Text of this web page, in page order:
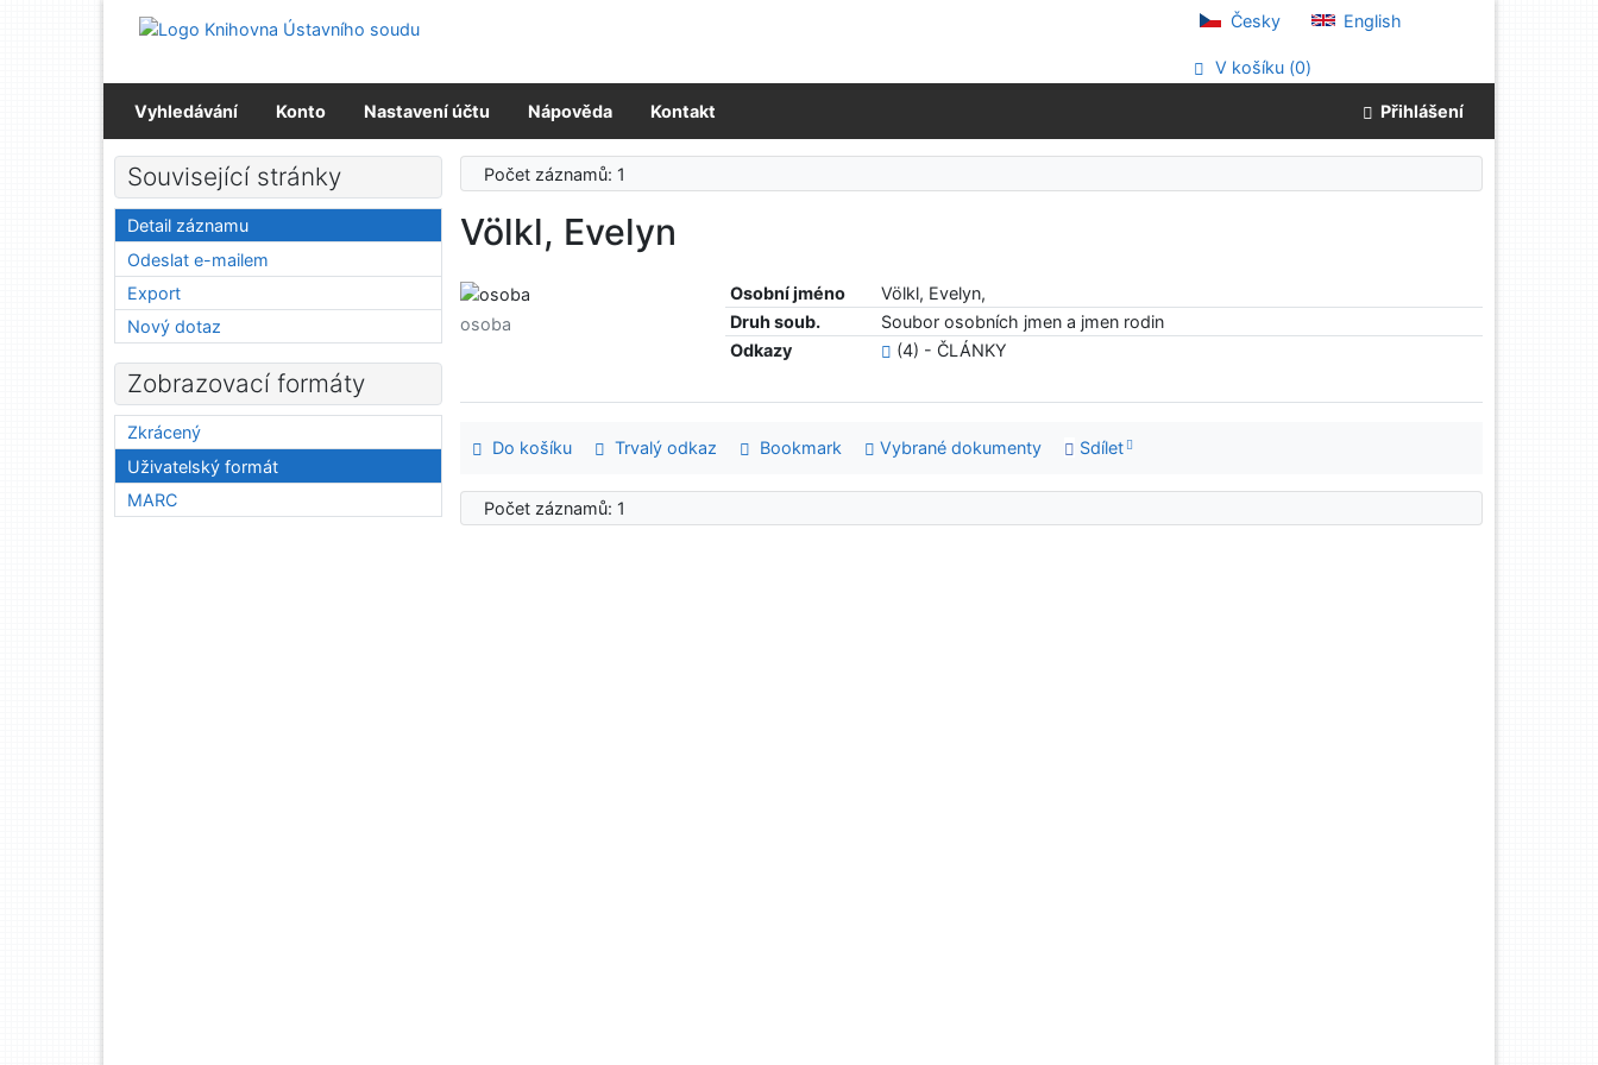
Přejít na menu
Česky English
V košíku (0)
Vyhledávání Konto Nastavení účtu Nápověda Kontakt Přihlášení
Počet záznamů: 1
Völkl, Evelyn
Osobní jméno
Völkl, Evelyn,
Druh soub.
Soubor osobních jmen a jmen rodin
Odkazy
(4) - ČLÁNKY
osoba
Do košíku Trvalý odkaz Bookmark Vybrané dokumenty Sdílet
Počet záznamů: 1
Související stránky
Detail záznamu
Odeslat e-mailem
Export
Nový dotaz
Zobrazovací formáty
Zkrácený
Uživatelský formát
MARC